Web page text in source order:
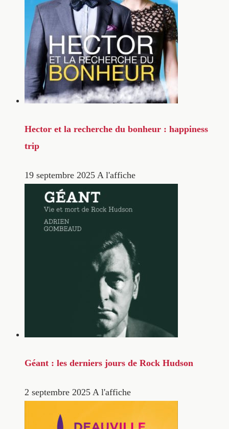
Hector et la recherche du bonheur : happiness
trip
19 septembre 2025 A l'affiche
Géant : les derniers jours de Rock Hudson
2 septembre 2025 A l'affiche